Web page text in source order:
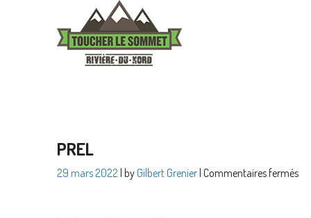
PREL
29 mars 2022 | by Gilbert Grenier Commentaires ferméssur